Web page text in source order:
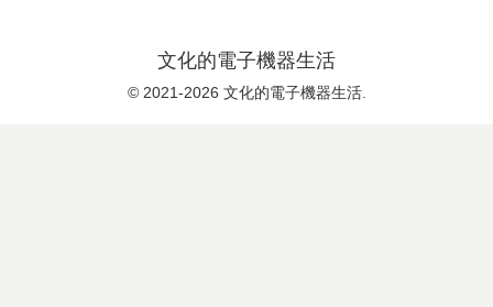
文化的電子機器生活
© 2021-2026 文化的電子機器生活.